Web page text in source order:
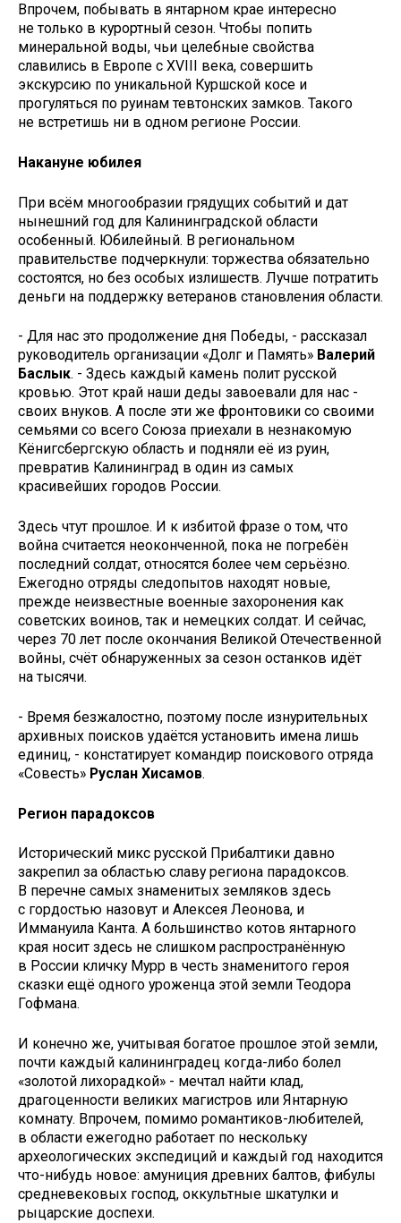
Впрочем, побывать в янтарном крае интересно
не только в курортный сезон. Чтобы попить
минеральной воды, чьи целебные свойства
славились в Европе с XVIII века, совершить
экскурсию по уникальной Куршской косе и
прогуляться по руинам тевтонских замков. Такого
не встретишь ни в одном регионе России.
Накануне юбилея
При всём многообразии грядущих событий и дат
нынешний год для Калининградской области
особенный. Юбилейный. В региональном
правительстве подчеркнули: торжества обязательно
состоятся, но без особых излишеств. Лучше потратить
деньги на поддержку ветеранов становления области.
- Для нас это продолжение дня Победы, - рассказал
руководитель организации «Долг и Память» Валерий
Баслык. - Здесь каждый камень полит русской
кровью. Этот край наши деды завоевали для нас -
своих внуков. А после эти же фронтовики со своими
семьями со всего Союза приехали в незнакомую
Кёнигсбергскую область и подняли её из руин,
превратив Калининград в один из самых
красивейших городов России.
Здесь чтут прошлое. И к избитой фразе о том, что
война считается неоконченной, пока не погребён
последний солдат, относятся более чем серьёзно.
Ежегодно отряды следопытов находят новые,
прежде неизвестные военные захоронения как
советских воинов, так и немецких солдат. И сейчас,
через 70 лет после окончания Великой Отечественной
войны, счёт обнаруженных за сезон останков идёт
на тысячи.
- Время безжалостно, поэтому после изнурительных
архивных поисков удаётся установить имена лишь
единиц, - констатирует командир поискового отряда
«Совесть» Руслан Хисамов.
Регион парадоксов
Исторический микс русской Прибалтики давно
закрепил за областью славу региона парадоксов.
В перечне самых знаменитых земляков здесь
с гордостью назовут и Алексея Леонова, и
Иммануила Канта. А большинство котов янтарного
края носит здесь не слишком распространённую
в России кличку Мурр в честь знаменитого героя
сказки ещё одного уроженца этой земли Теодора
Гофмана.
И конечно же, учитывая богатое прошлое этой земли,
почти каждый калининградец когда-либо болел
«золотой лихорадкой» - мечтал найти клад,
драгоценности великих магистров или Янтарную
комнату. Впрочем, помимо романтиков-любителей,
в области ежегодно работает по нескольку
археологических экспедиций и каждый год находится
что-нибудь новое: амуниция древних балтов, фибулы
средневековых господ, оккультные шкатулки и
рыцарские доспехи.